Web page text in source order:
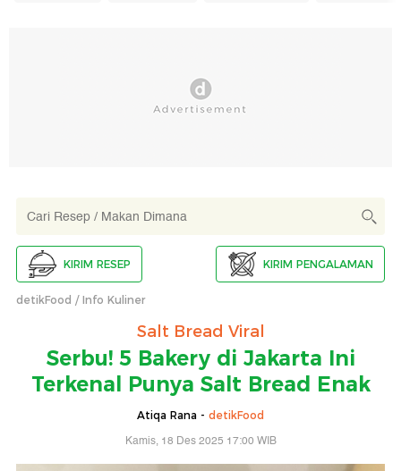
KIRIM RESEP KIRIM PENGALAMAN
detikFood Info Kuliner
Salt Bread Viral
Serbu! 5 Bakery di Jakarta Ini
Terkenal Punya Salt Bread Enak
Atiqa Rana - detikFood
Kamis, 18 Des 2025 17:00 WIB